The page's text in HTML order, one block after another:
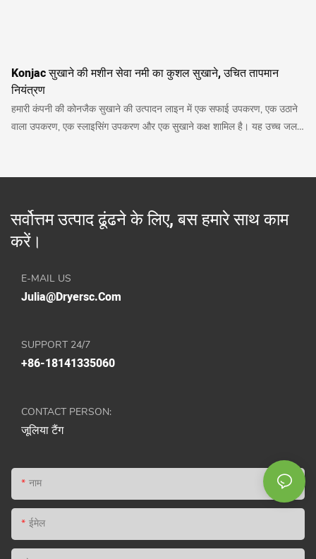
Konjac सुखाने की मशीन सेवा नमी का कुशल सुखाने, उचित तापमान
नियंत्रण
हमारी कंपनी की कोनजैक सुखाने की उत्पादन लाइन में एक सफाई उपकरण, एक उठाने
वाला उपकरण, एक स्लाइसिंग उपकरण और एक सुखाने कक्ष शामिल है। यह उच्च जल
सर्वोत्तम उत्पाद ढूंढने के लिए, बस हमारे साथ काम
करें।
E-MAIL US
Julia@dryersc.com
SUPPORT 24/7
+86-18141335060
CONTACT PERSON:
जूलिया टैंग
नाम
ईमेल